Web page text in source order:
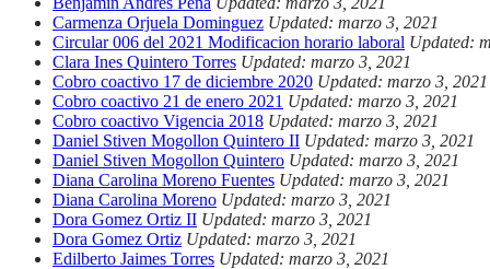
Carmenza Orjuela Dominguez Updated: marzo 3, 2021
Circular 006 del 2021 Modificacion horario laboral Updated:
Clara Ines Quintero Torres Updated: marzo 3, 2021
Cobro coactivo 17 de diciembre 2020 Updated: marzo 3, 2021
Cobro coactivo 21 de enero 2021 Updated: marzo 3, 2021
Cobro coactivo Vigencia 2018 Updated: marzo 3, 2021
Daniel Stiven Mogollon Quintero II Updated: marzo 3, 2021
Daniel Stiven Mogollon Quintero Updated: marzo 3, 2021
Diana Carolina Moreno Fuentes Updated: marzo 3, 2021
Diana Carolina Moreno Updated: marzo 3, 2021
Dora Gomez Ortiz II Updated: marzo 3, 2021
Dora Gomez Ortiz Updated: marzo 3, 2021
Edilberto Jaimes Torres Updated: marzo 3, 2021